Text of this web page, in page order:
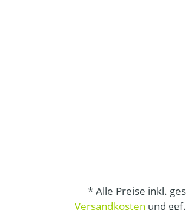
* Alle Preise inkl.
Versandkosten und